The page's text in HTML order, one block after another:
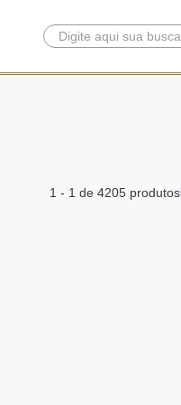
1 - 1 de 4205 produtos